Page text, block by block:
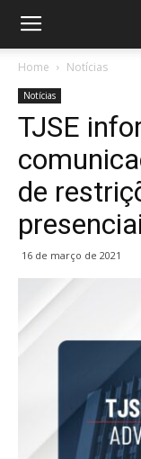
Home Notícias
Notícias
TJSE
de
16 de março de 2021